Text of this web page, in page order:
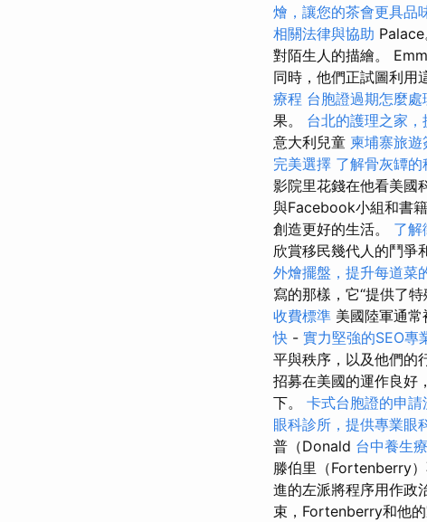
燴，讓您的茶會更具品
相關法律與協助
對陌生人的描繪。
同時，他們正試圖利用
療程 台胞證過期怎麼處
果。 台北的護理之家
意大利兒童 柬埔寨旅遊
完美選擇 了解骨灰罈
影院里花錢在他看美國
與Facebook小組和書
創造更好的生活。 了解
欣賞移民幾代人的鬥爭
外燴擺盤，提升每道菜
寫的那樣，它“提供了
收費標準 美國陸軍通常
快 - 實力堅強的SEO專
平與秩序，以及他們的
招募在美國的運作良好
下。 卡式台胞證的申
眼科診所，提供專業眼
普（Donald 台中養生
滕伯里（Fortenberry）
進的左派將程序用作政
束，Fortenberry和他